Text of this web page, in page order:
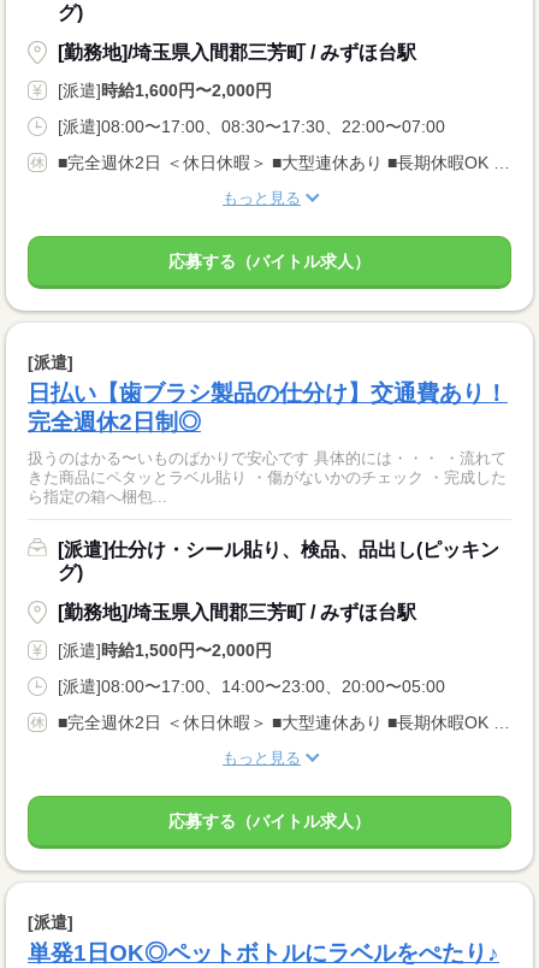
グ)
[勤務地]/埼玉県入間郡三芳町 / みずほ台駅
[派遣]時給1,600円〜2,000円
[派遣]08:00〜17:00、08:30〜17:30、22:00〜07:00
■完全週休2日 ＜休日休暇＞ ■大型連休あり ■長期休暇OK ■ご家庭都合のお休み調整OK ■産休・育休取得実績あり
もっと見る
応募する（バイトル求人）
[派遣]
日払い【歯ブラシ製品の仕分け】交通費あり！
完全週休2日制◎
扱うのはかる〜いものばかりで安心です 具体的には・・・ ・流れて
きた商品にペタッとラベル貼り ・傷がないかのチェック ・完成した
ら指定の箱へ梱包...
[派遣]仕分け・シール貼り、検品、品出し(ピッキン
グ)
[勤務地]/埼玉県入間郡三芳町 / みずほ台駅
[派遣]時給1,500円〜2,000円
[派遣]08:00〜17:00、14:00〜23:00、20:00〜05:00
■完全週休2日 ＜休日休暇＞ ■大型連休あり ■長期休暇OK ■ご家庭都合のお休み調整OK ■産休・育休取得実績あり
もっと見る
応募する（バイトル求人）
[派遣]
単発1日OK◎ペットボトルにラベルをぺたり♪